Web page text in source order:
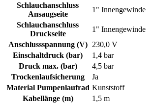
Schlauchanschluss
Ansaugseite
1" Innengewinde
Schlauchanschluss
Druckseite
1" Innengewinde
Anschlussspannung (V)
230,0 V
Einschaltdruck (bar)
1,4 bar
Druck max. (bar)
4,5 bar
Trockenlaufsicherung
Ja
Material Pumpenlaufrad Kunststoff
Kabellänge (m)
1,5 m